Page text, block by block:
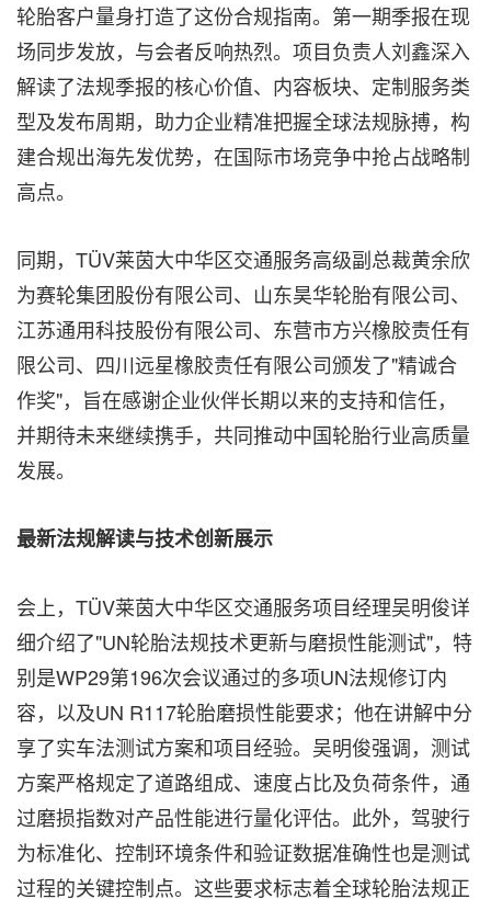
轮胎客户量身打造了这份合规指南。第一期季报在现
场同步发放，与会者反响热烈。项目负责人刘鑫深入
解读了法规季报的核心价值、内容板块、定制服务类
型及发布周期，助力企业精准把握全球法规脉搏，构
建合规出海先发优势，在国际市场竞争中抢占战略制
高点。
同期，TÜV莱茵大中华区交通服务高级副总裁黄余欣
为赛轮集团股份有限公司、山东昊华轮胎有限公司、
江苏通用科技股份有限公司、东营市方兴橡胶责任有
限公司、四川远星橡胶责任有限公司颁发了"精诚合
作奖"，旨在感谢企业伙伴长期以来的支持和信任，
并期待未来继续携手，共同推动中国轮胎行业高质量
发展。
最新法规解读与技术创新展示
会上，TÜV莱茵大中华区交通服务项目经理吴明俊详
细介绍了"UN轮胎法规技术更新与磨损性能测试"，特
别是WP29第196次会议通过的多项UN法规修订内
容，以及UN R117轮胎磨损性能要求；他在讲解中分
享了实车法测试方案和项目经验。吴明俊强调，测试
方案严格规定了道路组成、速度占比及负荷条件，通
过磨损指数对产品性能进行量化评估。此外，驾驶行
为标准化、控制环境条件和验证数据准确性也是测试
过程的关键控制点。这些要求标志着全球轮胎法规正